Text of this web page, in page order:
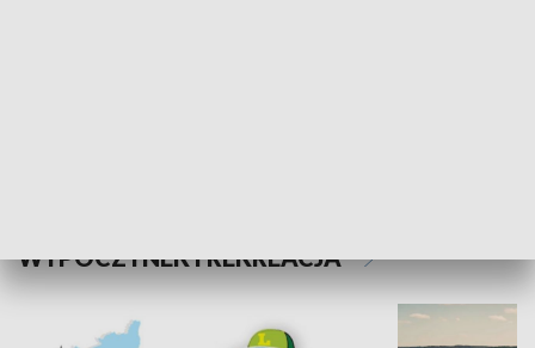
WYPOCZYNEK I REKREACJA